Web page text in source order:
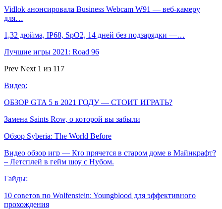
Vidlok анонсировала Business Webcam W91 — веб-камеру
для…
1,32 дюйма, IP68, SpO2, 14 дней без подзарядки —…
Лучшие игры 2021: Road 96
Prev Next 1 из 117
Видео:
ОБЗОР GTA 5 в 2021 ГОДУ — СТОИТ ИГРАТЬ?
Замена Saints Row, о которой вы забыли
Обзор Syberia: The World Before
Видео обзор игр — Кто прячется в старом доме в Майнкрафт?
– Летсплей в гейм шоу с Нубом.
Гайды:
10 советов по Wolfenstein: Youngblood для эффективного
прохождения